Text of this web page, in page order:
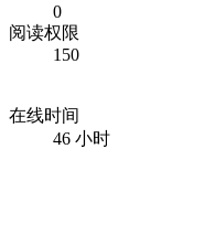
0
阅读权限
150
在线时间
46 小时